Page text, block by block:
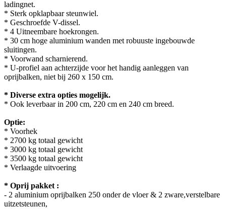
ladingnet.
* Sterk opklapbaar steunwiel.
* Geschroefde V-dissel.
* 4 Uitneembare hoekrongen.
* 30 cm hoge aluminium wanden met robuuste ingebouwde
sluitingen.
* Voorwand scharnierend.
* U-profiel aan achterzijde voor het handig aanleggen van
oprijbalken, niet bij 260 x 150 cm.
* Diverse extra opties mogelijk.
* Ook leverbaar in 200 cm, 220 cm en 240 cm breed.
Optie:
* Voorhek
* 2700 kg totaal gewicht
* 3000 kg totaal gewicht
* 3500 kg totaal gewicht
* Verlaagde uitvoering
* Oprij pakket :
- 2 aluminium oprijbalken 250 onder de vloer & 2 zware,verstelbare
uitzetsteunen,